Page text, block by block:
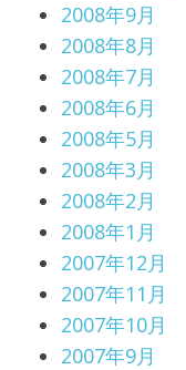
2008年9月
2008年8月
2008年7月
2008年6月
2008年5月
2008年3月
2008年2月
2008年1月
2007年12月
2007年11月
2007年10月
2007年9月